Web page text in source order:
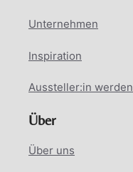
Unternehmen
Inspiration
Aussteller:in werden
Über
Über uns